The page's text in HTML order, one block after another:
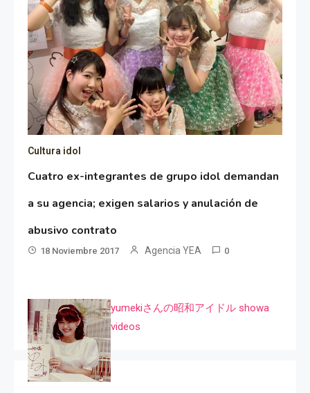
Cultura idol
Cuatro ex-integrantes de grupo idol demandan
a su agencia; exigen salarios y anulación de
abusivo contrato
18 Noviembre 2017 Agencia YEA 0
yumekiさんの昭和アイドル showa
videos